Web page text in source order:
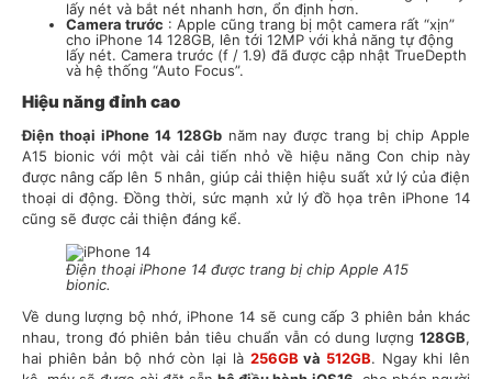
lấy nét và bắt nét nhanh hơn, ổn định hơn.
Camera trước : Apple cũng trang bị một camera rất “xịn”
cho iPhone 14 128GB, lên tới 12MP với khả năng tự động
lấy nét. Camera trước (f / 1.9) đã được cập nhật TrueDepth
và hệ thống “Auto Focus”.
Hiệu năng đỉnh cao
Điện thoại iPhone 14 128Gbnăm nay được trang bị chip Apple
A15 bionic với một vài cải tiến nhỏ về hiệu năng Con chip này
được nâng cấp lên 5 nhân, giúp cải thiện hiệu suất xử lý của điện
thoại di động. Đồng thời, sức mạnh xử lý đồ họa trên iPhone 14
cũng sẽ được cải thiện đáng kể.
Điện thoại iPhone 14 được trang bị chip Apple A15
bionic.
Về dung lượng bộ nhớ, iPhone 14 sẽ cung cấp 3 phiên bản khác
nhau, trong đó phiên bản tiêu chuẩn vẫn có dung lượng 128GB,
hai phiên bản bộ nhớ còn lại là 256GB và 512GB. Ngay khi lên